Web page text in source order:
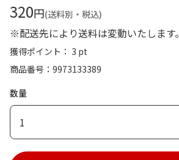
320円(送料別・税込)
※配送先により送料は変動いたします。
獲得ポイント： 3 pt
商品番号
9973133389
数量
1